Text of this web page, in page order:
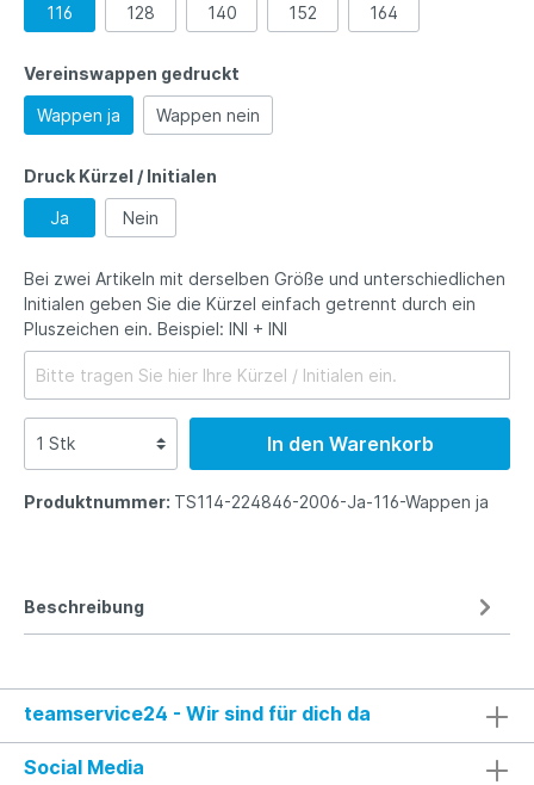
116 128 140 152 164
Vereinswappen gedruckt
Wappen ja Wappen nein
Druck Kürzel / Initialen
Ja Nein
Bei zwei Artikeln mit derselben Größe und unterschiedlichen
Initialen geben Sie die Kürzel einfach getrennt durch ein
Pluszeichen ein. Beispiel: INI + INI
In den Warenkorb
Produktnummer: TS114-224846-2006-Ja-116-Wappen ja
Beschreibung
teamservice24 - Wir sind für dich da
Social Media